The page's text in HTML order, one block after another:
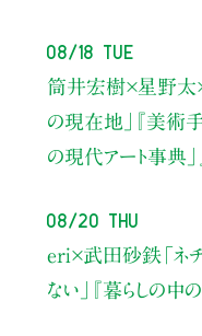
08/18 Tue
筒井宏樹×星野太
の現在地」
『美術
の現代アート事典
08/20 Thu
eri×武田砂鉄「ネ
ない」
『暮らしの中